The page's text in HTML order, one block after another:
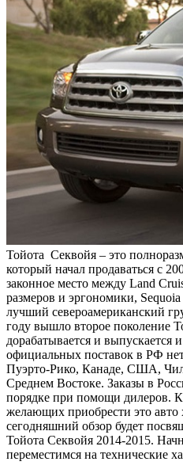
Тойота Секвойя – это
который начал продаваться с
законное место между Land
размеров и эргономики,
лучший североамериканский
году вышло второе поколение
дорабатывается и выпускается
официальных поставок в РФ
Пуэрто-Рико, Канаде, США,
Среднем Востоке. Заказы в
порядке при помощи дилеров.
желающих приобрести это авто
сегодняшний обзор будет
Тойота Секвойя 2014-2015.
переместимся на технические